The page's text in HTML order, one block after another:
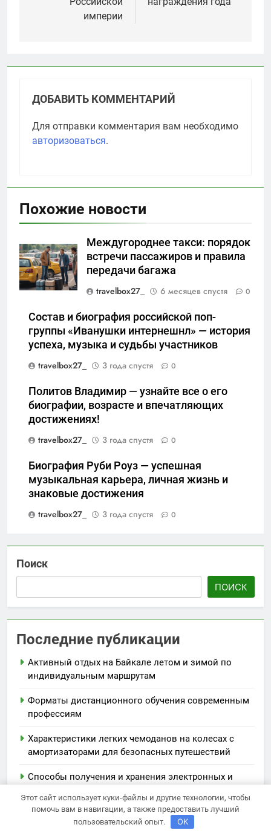
империи
ДОБАВИТЬ КОММЕНТАРИЙ
Для отправки комментария вам необходимо
авторизоваться.
Похожие новости
Междугороднее такси: порядок
встречи пассажиров и правила
передачи багажа
travelbox27_
6 месяцев спустя 0
Состав и биография российской поп-
группы «Иванушки интернешнл» — история
успеха, музыка и судьбы участников
travelbox27_
3 года спустя 0
Политов Владимир — узнайте все о его
биографии, возрасте и впечатляющих
достижениях!
travelbox27_
3 года спустя 0
Биография Руби Роуз — успешная
музыкальная карьера, личная жизнь и
знаковые достижения
travelbox27_
3 года спустя 0
Поиск
ПОИСК
Последние публикации
Активный отдых на Байкале летом и зимой по
индивидуальным маршрутам
Форматы дистанционного обучения современным
профессиям
Характеристики легких чемоданов на колесах с
амортизаторами для безопасных путешествий
Способы получения и хранения электронных и
Виртуальная карта за 5 минут без верификации и
без участия банков с пополнением стейбкоином
Этот сайт использует куки-файлы и другие технологии, чтобы
помочь вам в навигации, а также предоставить лучший
пользовательский опыт.
OK